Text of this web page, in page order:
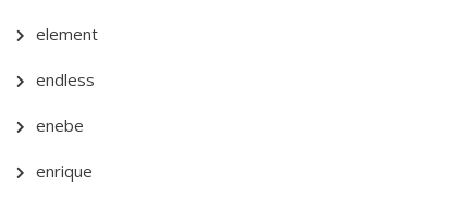
element
endless
enebe
enrique